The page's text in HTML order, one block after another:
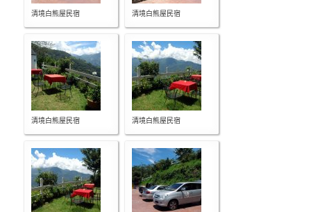
清境白熊屋民宿 清境白熊屋民宿
清境白熊屋民宿 清境白熊屋民宿